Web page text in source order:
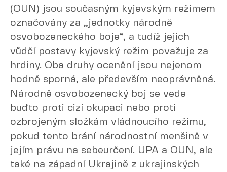
(OUN) jsou současným kyjevským režimem
označovány za „jednotky národně
osvobozeneckého boje“, a tudíž jejich
vůdčí postavy kyjevský režim považuje za
hrdiny. Oba druhy ocenění jsou nejenom
hodně sporná, ale především neoprávněná.
Národně osvobozenecký boj se vede
buďto proti cizí okupaci nebo proti
ozbrojeným složkám vládnoucího režimu,
pokud tento brání národnostní menšině v
jejím právu na sebeurčení. UPA a OUN, ale
také na západní Ukrajině z ukrajinských